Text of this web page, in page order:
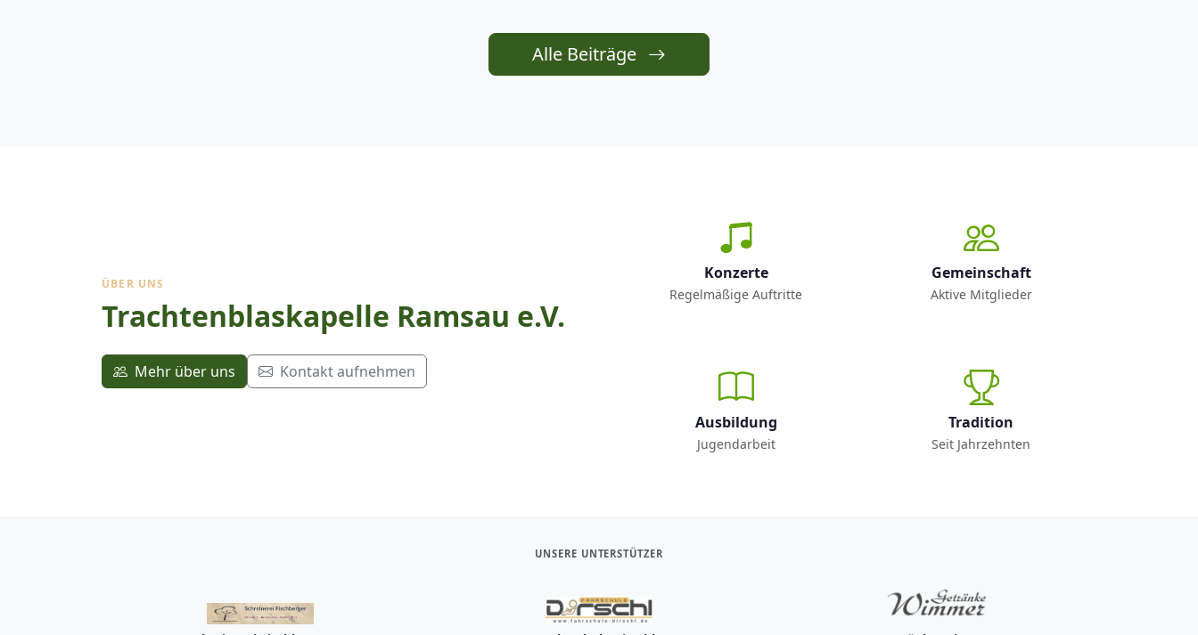
Alle Beiträge
ÜBER UNS
Trachtenblaskapelle Ramsau e.V.
Mehr über uns Kontakt aufnehmen
Konzerte
Regelmäßige Auftritte
Gemeinschaft
Aktive Mitglieder
Ausbildung
Jugendarbeit
Tradition
Seit Jahrzehnten
UNSERE UNTERSTÜTZER